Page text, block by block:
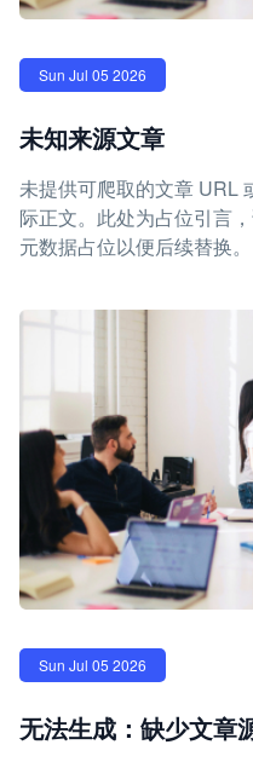
Sun Jul 05 2026
未知来源文章
未提供可爬取的文章 URL
际正文。此处为占位引言
元数据占位以便后续替换。
Sun Jul 05 2026
无法生成：缺少文章